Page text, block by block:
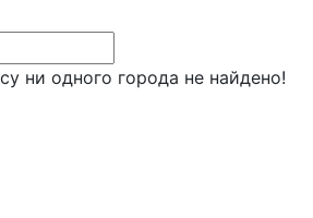
ни одного города не найдено!